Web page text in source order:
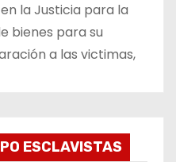
la Justicia para la
bienes para su
a las victimas,
ESCLAVISTAS